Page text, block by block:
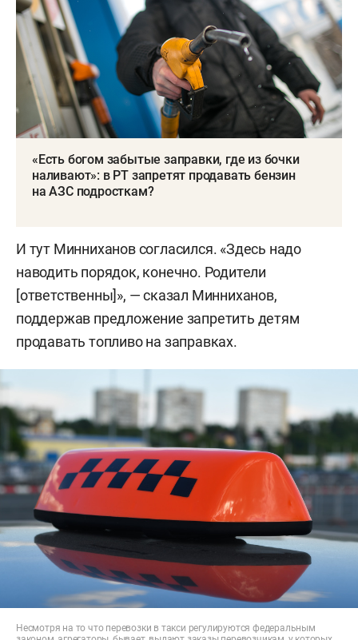
«Есть богом забытые заправки, где из бочки
наливают»: в РТ запретят продавать бензин
на АЗС подросткам?
И тут Минниханов согласился. «Здесь надо
наводить порядок, конечно. Родители
[ответственны]», — сказал Минниханов,
поддержав предложение запретить детям
продавать топливо на заправках.
Несмотря на то что перевозки в такси регулируются федеральным